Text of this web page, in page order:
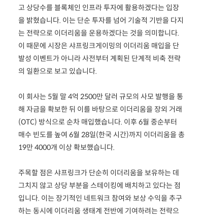
고 상당수를 블록체인 인프라 투자에 활용하겠다는 입장
을 밝혔습니다. 이는 단순 투자를 넘어 기술적 기반을 다지
는 전략으로 이더리움을 운용하겠다는 것을 의미합니다.
이 때문에 시장은 샤프링크게이밍의 이더리움 매입을 단
발성 이벤트가 아니라 사전부터 계획된 단계적 비축 전략
의 일환으로 보고 있습니다.
이 회사는 5월 말 4억 2500만 달러 규모의 사모 발행을 통
해 자금을 확보한 뒤 이를 바탕으로 이더리움을 장외 거래
(OTC) 방식으로 순차 매입했습니다. 이후 6월 중순부터
매수 빈도를 높여 6월 28일(한국 시간)까지 이더리움을 총
19만 4000개 이상 확보했습니다.
주목할 점은 샤프링크가 단순히 이더리움을 보유하는 데
그치지 않고 상당 부분을 스테이킹에 배치하고 있다는 점
입니다. 이는 장기적인 네트워크 참여와 보상 수익을 추구
하는 동시에 이더리움 생태계 전반에 기여하려는 전략으